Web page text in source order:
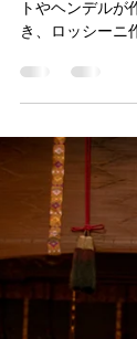
yuriko
Jun 16,
言祝ぎ：
へ
百合子が歌う
トやヘンデルが
き、ロッシーニ
タといった宗教
今、クレドに代
ータに見出して
イツ語で初めて
ないのだが、大
スを感じている。